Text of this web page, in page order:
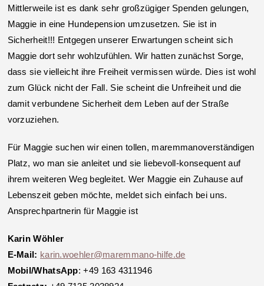
Mittlerweile ist es dank sehr großzügiger Spenden gelungen,
Maggie in eine Hundepension umzusetzen. Sie ist in
Sicherheit!!! Entgegen unserer Erwartungen scheint sich
Maggie dort sehr wohlzufühlen. Wir hatten zunächst Sorge,
dass sie vielleicht ihre Freiheit vermissen würde. Dies ist wohl
zum Glück nicht der Fall. Sie scheint die Unfreiheit und die
damit verbundene Sicherheit dem Leben auf der Straße
vorzuziehen.
Für Maggie suchen wir einen tollen, maremmanoverständigen
Platz, wo man sie anleitet und sie liebevoll-konsequent auf
ihrem weiteren Weg begleitet. Wer Maggie ein Zuhause auf
Lebenszeit geben möchte, meldet sich einfach bei uns.
Ansprechpartnerin für Maggie ist
Karin Wöhler
E-Mail: karin.woehler@maremmano-hilfe.de
Mobil/WhatsApp: +49 163 4311946